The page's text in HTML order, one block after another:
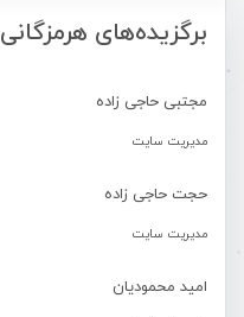
برگزیده‌های هرمزگانی
مجتبی حاجی زاده
مدیریت سایت
حجت حاجی زاده
مدیریت سایت
امید محمودیان